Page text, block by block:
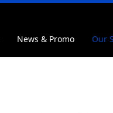
News & Promo Our